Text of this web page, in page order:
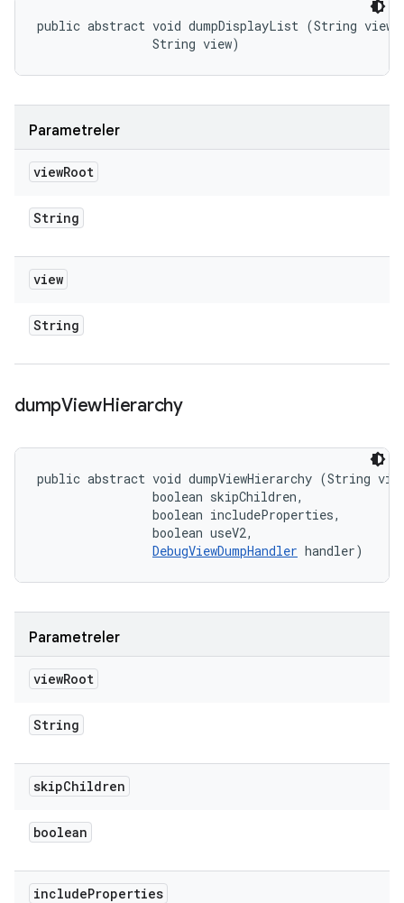
public abstract void dumpDisplayList (String
                String view)
Parametreler
viewRoot
String
view
String
dumpViewHierarchy
public abstract void dumpViewHierarchy (String
                boolean skipChildren,
                boolean includeProperties,
                boolean useV2,
DebugViewDumpHandler handler)
Parametreler
viewRoot
String
skipChildren
boolean
includeProperties